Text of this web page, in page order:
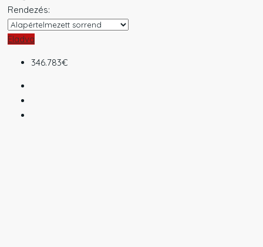
Rendezés:
Eladva
346.783€